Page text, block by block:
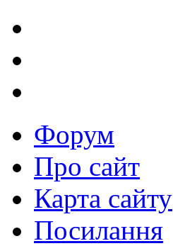
Форум
Про сайт
Карта сайту
Посилання